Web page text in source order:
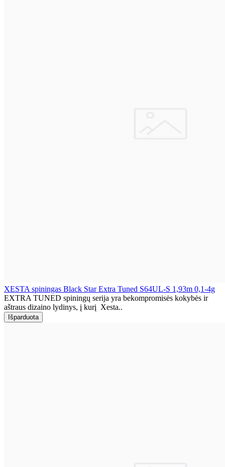
XESTA spiningas Black Star Extra Tuned S64UL-S 1,93m 0,1-4g
EXTRA TUNED spiningų serija yra bekompromisės kokybės ir
aštraus dizaino lydinys, į kurį Xesta..